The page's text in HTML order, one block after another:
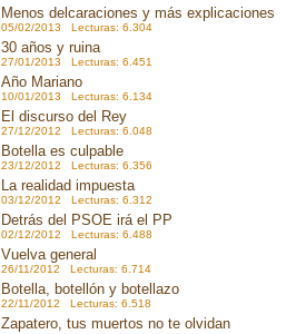
Menos delcaraciones y más explicaciones
05/02/2013 Lecturas: 6.304
30 años y ruina
27/01/2013 Lecturas: 6.451
Año Mariano
10/01/2013 Lecturas: 6.134
El discurso del Rey
27/12/2012 Lecturas: 6.048
Botella es culpable
23/12/2012 Lecturas: 6.356
La realidad impuesta
03/12/2012 Lecturas: 6.312
Detrás del PSOE irá el PP
02/12/2012 Lecturas: 6.488
Vuelva general
26/11/2012 Lecturas: 6.714
Botella, botellón y botellazo
22/11/2012 Lecturas: 6.518
Zapatero, tus muertos no te olvidan